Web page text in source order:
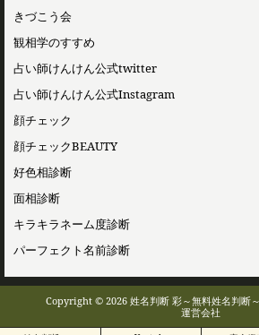
きづこう会
観相学のすすめ
占い師けんけん公式twitter
占い師けんけん公式Instagram
顔チェック
顔チェックBEAUTY
好色相診断
面相診断
キラキラネーム度診断
パーフェクト名前診断
Copyright © 2026 姓名判断 彩～無料姓名判断
運営会社